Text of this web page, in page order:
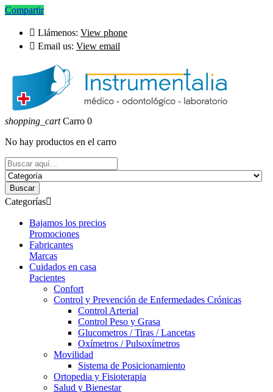
Compartir
 Llámenos: View phone
 Email us: View email
shopping_cart Carro 0
No hay productos en el carro
Buscar
Categorías
Bajamos los precios
Promociones
Fabricantes
Marcas
Cuidados en casa
Pacientes
Confort
Control y Prevención de Enfermedades Crónicas
Control Arterial
Control Peso y Grasa
Glucometros / Tiras / Lancetas
Oxímetros / Pulsoxímetros
Movilidad
Sistema de Posicionamiento
Ortopedia y Fisioterapia
Salud y Bienestar